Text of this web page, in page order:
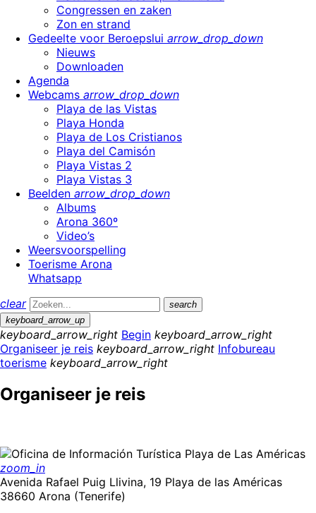
Congressen en zaken
Zon en strand
Gedeelte voor Beroepslui arrow_drop_down
Nieuws
Downloaden
Agenda
Webcams arrow_drop_down
Playa de las Vistas
Playa Honda
Playa de Los Cristianos
Playa del Camisón
Playa Vistas 2
Playa Vistas 3
Beelden arrow_drop_down
Albums
Arona 360º
Video’s
Weersvoorspelling
Toerisme Arona
Whatsapp
clear
search
keyboard_arrow_up
keyboard_arrow_right Begin keyboard_arrow_right
Organiseer je reis keyboard_arrow_right Infobureau
toerisme keyboard_arrow_right
Organiseer je reis
zoom_in
Avenida Rafael Puig Llivina, 19 Playa de las Américas
38660 Arona (Tenerife)